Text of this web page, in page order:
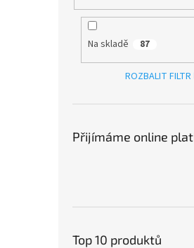
Na skladě 87
ROZBALIT FILTR
Přijímáme online
Top 10 produktů